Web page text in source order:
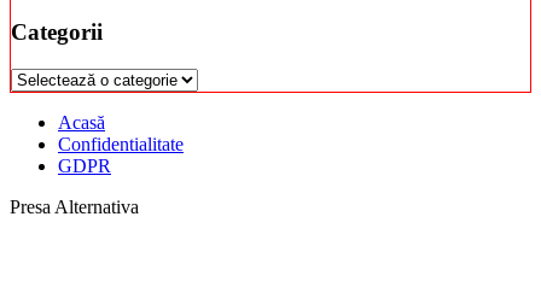
Categorii
Categorii
Acasă
Confidentialitate
GDPR
Presa Alternativa